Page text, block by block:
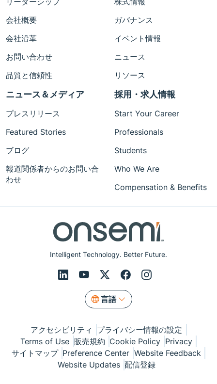
Intelligent Technology. Better Future.
言語
会社概要
会社沿革
お問い合わせ
品質と信頼性
ガバナンス
イベント情報
ニュース
リソース
ニュース＆メディア
プレスリリース
Featured Stories
ブログ
報道関係者からのお問い合
わせ
採用・求人情報
Start Your Career
Professionals
Students
Who We Are
Compensation & Benefits
アクセシビリティ
プライバシー情報の設定
Terms of Use 販売規約 Cookie Policy Privacy
サイトマップ Preference Center Website Feedback
Website Updates 配信登録